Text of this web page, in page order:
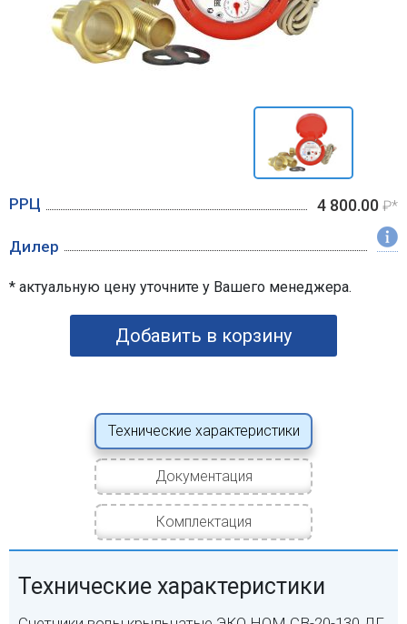
РРЦ 4 800.00 ₽*
Дилер
* актуальную цену уточните у Вашего менеджера.
Добавить в корзину
Технические характеристики
Документация
Комплектация
Технические характеристики